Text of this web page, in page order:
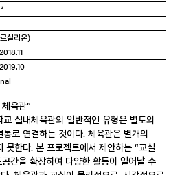
실리온)
육관”
실내체육관의 일반적인 유형은 별도의
로 연결하는 것이다. 체육관은 별개의
한다. 본 프로젝트에서 제안하는 “교실
간을 확장하여 다양한 활동이 일어날 수